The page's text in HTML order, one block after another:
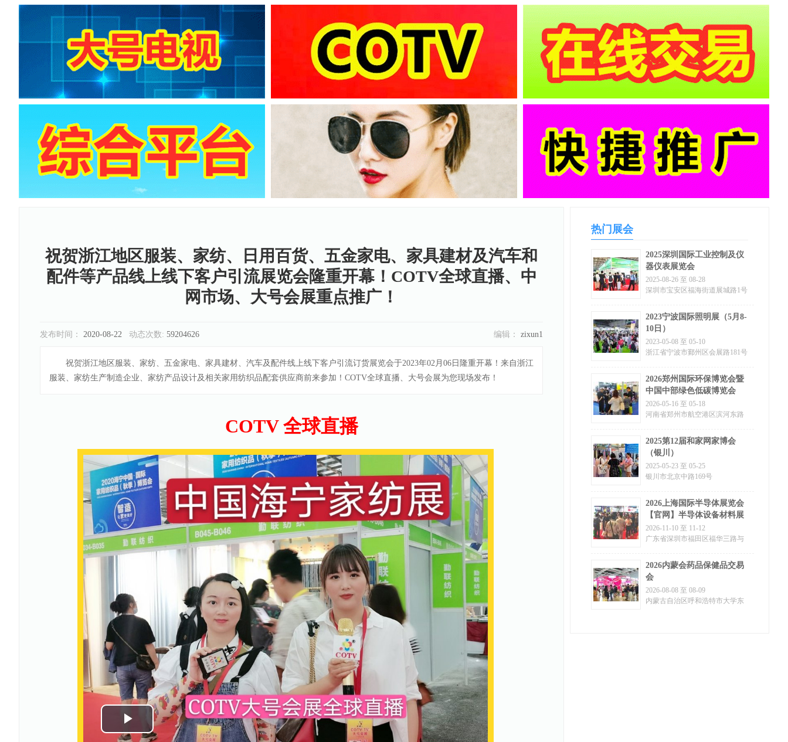
祝贺浙江地区服装、家纺、日用百货、五金家电、家具建材及汽车和
配件等产品线上线下客户引流展览会隆重开幕！COTV全球直播、中
网市场、大号会展重点推广！
发布时间： 2020-08-22 动态次数: 59204626 编辑： zixun1
祝贺浙江地区服装、家纺、五金家电、家具建材、汽车及配件线上线下客户引流订货展览会于2023年02月06日隆重开幕！来自浙江
服装、家纺生产制造企业、家纺产品设计及相关家用纺织品配套供应商前来参加！COTV全球直播、大号会展为您现场发布！
COTV 全球直播
热门展会
2025深圳国际工业控制及仪
器仪表展览会
2025-08-26 至 08-28
深圳市宝安区福海街道展城路1号
2023宁波国际照明展（5月8-
10日）
2023-05-08 至 05-10
浙江省宁波市鄞州区会展路181号
2026郑州国际环保博览会暨
中国中部绿色低碳博览会
2026-05-16 至 05-18
河南省郑州市航空港区滨河东路
2025第12届和家网家博会
（银川）
2025-05-23 至 05-25
银川市北京中路169号
2026上海国际半导体展览会
【官网】半导体设备材料展
览会欢迎您!
2026-11-10 至 11-12
广东省深圳市福田区福华三路与
2026内蒙会药品保健品交易
会
2026-08-08 至 08-09
内蒙古自治区呼和浩特市大学东